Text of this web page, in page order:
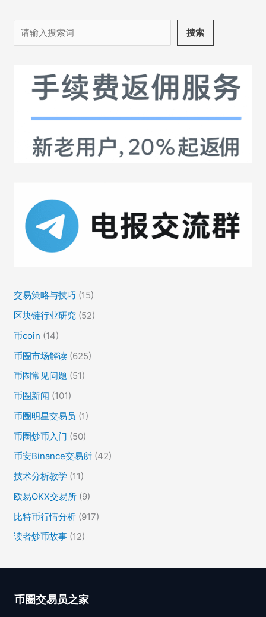
搜
索
搜索
交易策略与技巧 (15)
区块链行业研究 (52)
币coin (14)
币圈市场解读 (625)
币圈常见问题 (51)
币圈新闻 (101)
币圈明星交易员 (1)
币圈炒币入门 (50)
币安Binance交易所 (42)
技术分析教学 (11)
欧易OKX交易所 (9)
比特币行情分析 (917)
读者炒币故事 (12)
币圈交易员之家